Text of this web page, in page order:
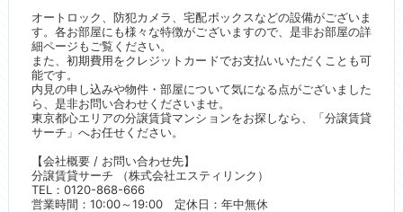
オートロック、防犯カメラ、宅配ボックスなどの設備がございま
す。各お部屋にも様々な特徴がございますので、是非お部屋の詳
細ページもご覧ください。
また、初期費用をクレジットカードでお支払いいただくことも可
能です。
内見の申し込みや物件・部屋について気になる点がございました
ら、是非お問い合わせくださいませ。
東京都心エリアの分譲賃貸マンションをお探しなら、「分譲賃貸
サーチ」へお任せください。
【会社概要 / お問い合わせ先】
分譲賃貸サーチ （株式会社エスティリンク）
TEL：0120-868-666
営業時間：10:00～19:00 定休日：年中無休